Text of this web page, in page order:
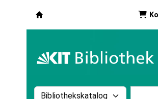
Suche im Katalog nach: